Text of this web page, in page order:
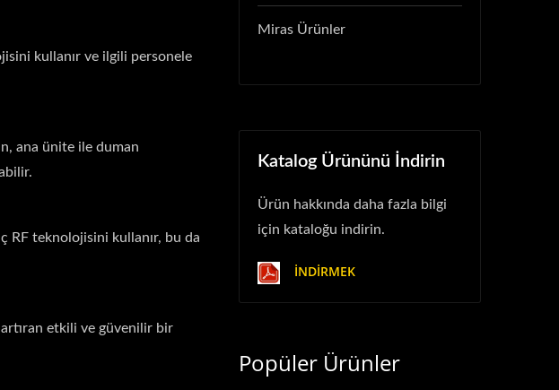
kullanır ve ilgili personele
ana ünite ile duman
RF teknolojisini kullanır, bu da
etkili ve güvenilir bir
Miras Ürünler
Katalog Ürününü İndirin
Ürün hakkında daha fazla bilgi
için kataloğu indirin.
İNDIRMEK
Popüler Ürünler